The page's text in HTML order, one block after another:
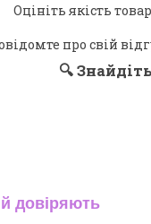
Оцініть якість
про свій
🔍
довіряють